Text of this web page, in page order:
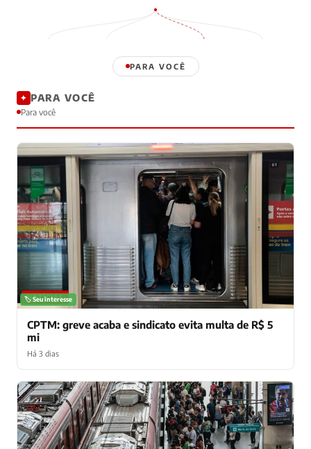
PARA VOCÊ
✦ PARA VOCÊ
Para você
NOTÍCIAS
🏷️ Seu interesse
CPTM: greve acaba e sindicato evita multa de R$ 5
mi
Há 3 dias